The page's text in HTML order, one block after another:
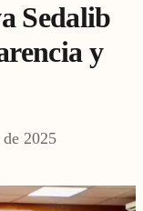
Sedalib
y
2025